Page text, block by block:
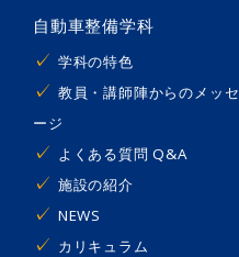
自動車整備学科
学科の特色
教員・講師陣からのメッセ
ージ
よくある質問 Q&A
施設の紹介
NEWS
カリキュラム